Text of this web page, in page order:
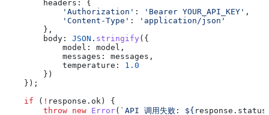
        headers:
{
            'Authorization'
: 'Bearer YOUR_API_KEY' ,
            'Content-Type'
:
'application/json'
        },
        body:
JSON . stringify ({
            model:
model ,
            messages:
messages ,
            temperature:
1.0
        })
    });
    if
( ! response . ok ) {
        throw
new Error( `API 调用失败: ${ response . status